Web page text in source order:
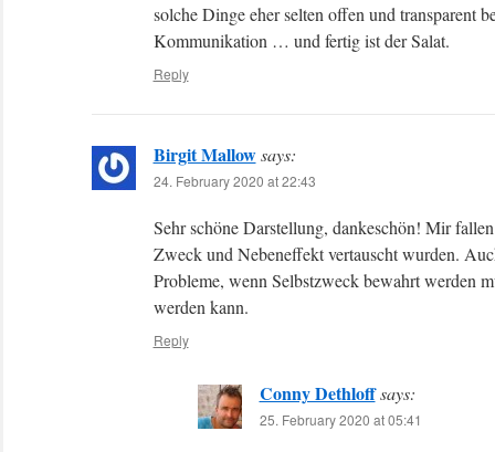
solche Dinge eher selten offen und transparent
Kommunikation … und fertig ist der Salat.
Reply
Birgit Mallow says:
24. February 2020 at 22:43
Sehr schöne Darstellung, dankeschön! Mir
Zweck und Nebeneffekt vertauscht wurden.
Probleme, wenn Selbstzweck bewahrt werden
werden kann.
Reply
Conny Dethloff says:
25. February 2020 at 05:41